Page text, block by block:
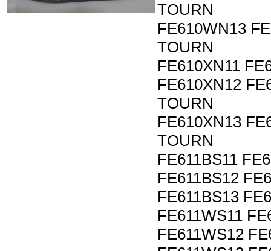
TOURN
FE610WN13
TOURN
FE610XN11
FE610XN12
TOURN
FE610XN13
TOURN
FE611BS11
FE611BS12
FE611BS13
FE611WS11
FE611WS12